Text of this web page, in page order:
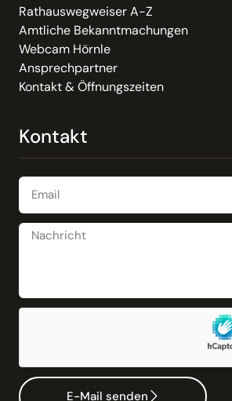
Rathauswegweiser A-Z
Amtliche Bekanntmachungen
Webcam Hörnle
Ansprechpartner
Kontakt & Öffnungszeiten
Kontakt
E-Mail senden